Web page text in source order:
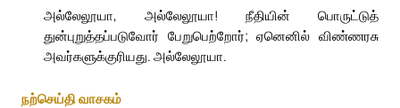
அல்லேலூயா, அல்லேலூயா! நீதியின் பொருட்டுத்
துன்புறுத்தப்படுவோர் பேறுபெற்றோர்; ஏனெனில் விண்ணரசு
அவர்களுக்குரியது. அல்லேலூயா.
நற்செய்தி வாசகம்